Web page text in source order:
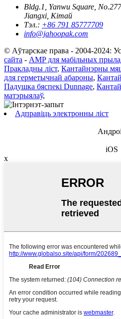
Bldg.1, Yanwu Square,
Jiangxi, Кітай
Тэл.: +86 791 85777709
info@jahoopak.com
© Аўтарскае права - 2004-2024:
сайта - AMP для мабільных
Пракладны ліст, Кантайнэрны
для герметычнай абароны,
Падушка бяспекі Dunnage,
матэрыялаў,
Адправіць электронны ліст
iOS
x